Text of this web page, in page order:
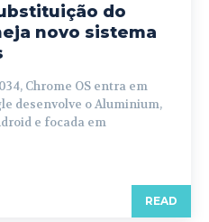
do
novo sistema
Chrome OS entra em
desenvolve o Aluminium,
e focada em
READ